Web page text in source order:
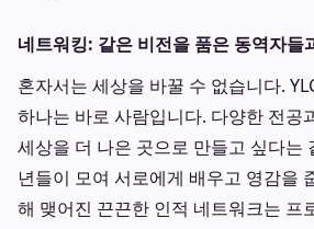
네트워킹: 같은 비전을 품은 동역자들
혼자서는 세상을 바꿀 수 없습니다.
하나는 바로 사람입니다. 다양한 전공
세상을 더 나은 곳으로 만들고 싶다는
년들이 모여 서로에게 배우고 영감을
해 맺어진 끈끈한 인적 네트워크는 프